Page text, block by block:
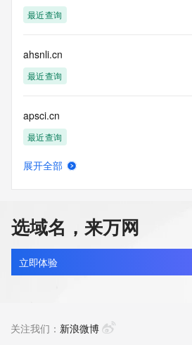
最近查询
ahsnli.cn
最近查询
apsci.cn
最近查询
bbdc.cn
最近查询
展开全部
选域名，来万网
立即体验
关注我们： 新浪微博